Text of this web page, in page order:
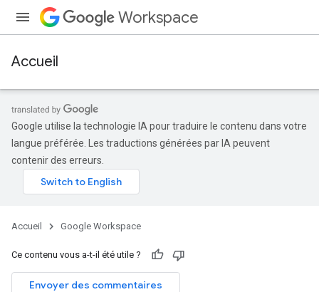
Workspace
Accueil
Google utilise la technologie IA pour traduire le contenu dans votre
langue préférée. Les traductions générées par IA peuvent
contenir des erreurs.
Accueil Google Workspace
Ce contenu vous a-t-il été utile ?
Envoyer des commentaires